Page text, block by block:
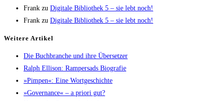
Frank zu Digi­ta­le Biblio­thek 5 – sie lebt noch!
Frank zu Digi­ta­le Biblio­thek 5 – sie lebt noch!
Wei­te­re Artikel
Die Buch­bran­che und ihre Übersetzer
Ralph Elli­son: Ram­pers­ads Biografie
»Pim­pen«: Eine Wortgeschichte
»Gover­nan­ce« – a prio­ri gut?